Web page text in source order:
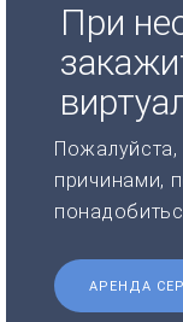
При
причинами,
АРЕНДА